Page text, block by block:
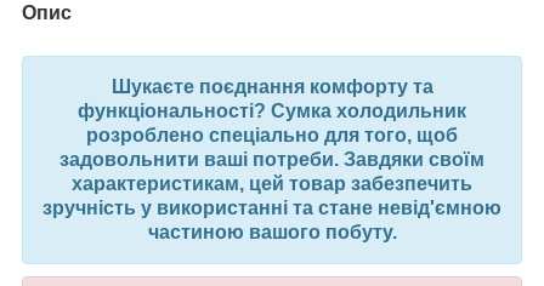
Опис
Шукаєте поєднання комфорту та
функціональності? Сумка холодильник
розроблено спеціально для того, щоб
задовольнити ваші потреби. Завдяки своїм
характеристикам, цей товар забезпечить
зручність у використанні та стане невід'ємною
частиною вашого побуту.